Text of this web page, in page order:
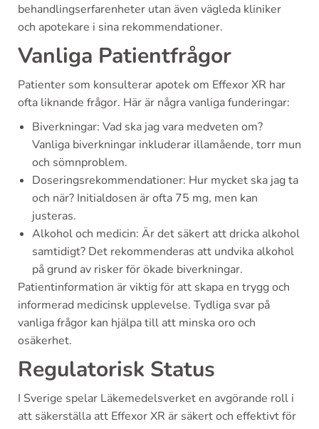
behandlingserfarenheter utan även vägleda kliniker
och apotekare i sina rekommendationer.
Vanliga Patientfrågor
Patienter som konsulterar apotek om Effexor XR har
ofta liknande frågor. Här är några vanliga funderingar:
Biverkningar: Vad ska jag vara medveten om?
Vanliga biverkningar inkluderar illamående, torr mun
och sömnproblem.
Doseringsrekommendationer: Hur mycket ska jag ta
och när? Initialdosen är ofta 75 mg, men kan
justeras.
Alkohol och medicin: Är det säkert att dricka alkohol
samtidigt? Det rekommenderas att undvika alkohol
på grund av risker för ökade biverkningar.
Patientinformation är viktig för att skapa en trygg och
informerad medicinsk upplevelse. Tydliga svar på
vanliga frågor kan hjälpa till att minska oro och
osäkerhet.
Regulatorisk Status
I Sverige spelar Läkemedelsverket en avgörande roll i
att säkerställa att Effexor XR är säkert och effektivt för